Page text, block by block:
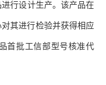
行设计生产。该产品在
其进行检验并获得相应
首批工信部型号核准代